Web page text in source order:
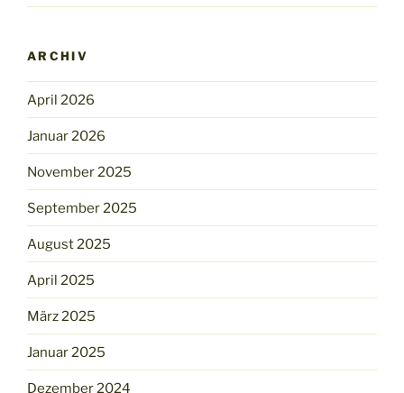
ARCHIV
April 2026
Januar 2026
November 2025
September 2025
August 2025
April 2025
März 2025
Januar 2025
Dezember 2024